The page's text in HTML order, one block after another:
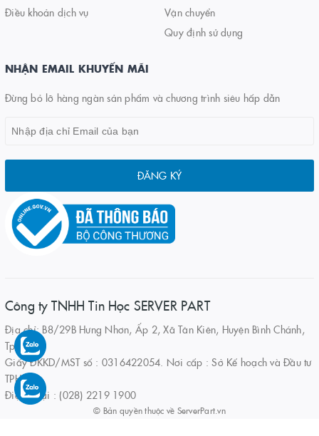
Điều khoản dịch vụ
Vận chuyển
Quy định sử dụng
NHẬN EMAIL KHUYẾN MÃI
Đừng bỏ lỡ hàng ngàn sản phẩm và chương trình siêu hấp dẫn
ĐĂNG KÝ
Công ty TNHH Tin Học SERVER PART
Địa chỉ: B8/29B Hưng Nhơn, Ấp 2, Xã Tân Kiên, Huyện Bình Chánh,
Tp.HCM
Giấy ĐKKD/MST số : 0316422054. Nơi cấp : Sở Kế hoạch và Đầu tư
TPHCM
Điện thoại : (028) 2219 1900
© Bản quyền thuộc về ServerPart.vn